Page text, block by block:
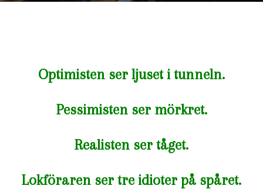
Optimisten ser ljuset i tunneln.
Pessimisten ser mörkret.
Realisten ser tåget.
Lokföraren ser tre idioter på spåret.